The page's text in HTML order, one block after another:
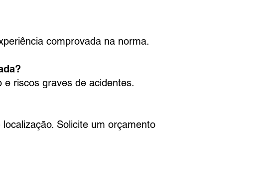
comprovada na norma.
riscos graves de acidentes.
Solicite um orçamento